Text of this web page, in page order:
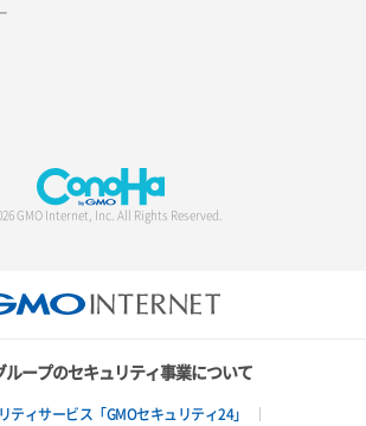
GMO Internet, Inc. All Rights Reserved.
ープのセキュリティ事業について
ィサービス「GMOセキュリティ24」